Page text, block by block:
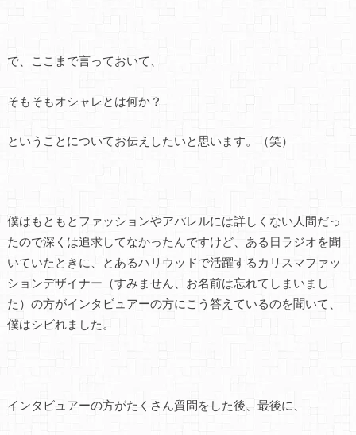
で、ここまで言っておいて、
そもそもオシャレとは何か？
ということについてお伝えしたいと思います。（笑）
僕はもともとファッションやアパレルには詳しくない人間だっ
たので深くは追求してなかったんですけど、ある日ラジオを聞
いていたときに、とあるハリウッドで活躍するカリスマファッ
ションデザイナー（すみません、お名前は忘れてしまいまし
た）の方がインタビュアーの方にこう答えているのを聞いて、
僕はシビれました。
インタビュアーの方がたくさん質問をした後、最後に、